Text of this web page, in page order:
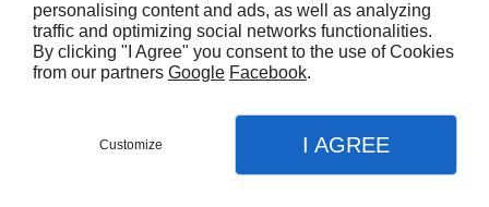
personalising content and ads, as well as analyzing
traffic and optimizing social networks functionalities.
By clicking "I Agree" you consent to the use of Cookies
from our partners Google Facebook.
Customize I AGREE